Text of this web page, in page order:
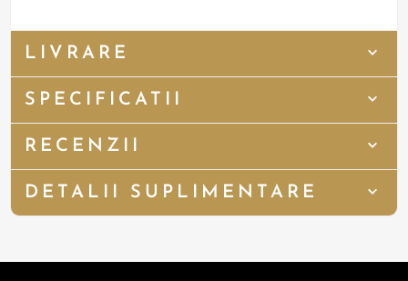
LIVRARE
SPECIFICATII
RECENZII
DETALII SUPLIMENTARE